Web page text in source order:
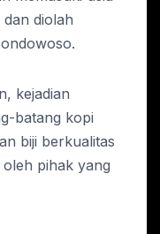
diolah
kejadian
batang kopi
biji berkualitas
pihak yang